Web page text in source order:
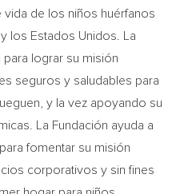
vida de los niños huérfanos
los Estados Unidos. La
para lograr su misión
seguros y saludables para
y la vez apoyando su
La Fundación ayuda a
fomentar su misión
corporativos y sin fines